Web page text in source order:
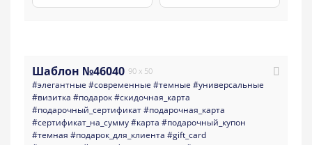
Шаблон №46040 90 x 50
#элегантные #современные #темные #универсальные
#визитка #подарок#скидочная_карта
#подарочный_сертификат#подарочная_карта
#сертификат_на_сумму#карта #подарочный_купон
#темная #подарок_для_клиента #gift_card